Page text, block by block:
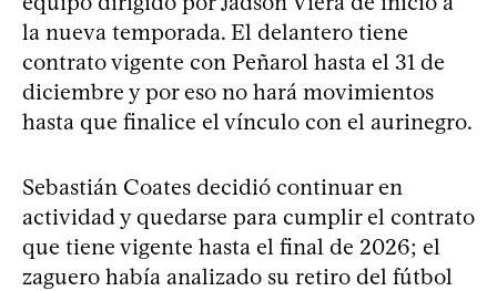
la nueva temporada. El delantero tiene
contrato vigente con Peñarol hasta el 31 de
diciembre y por eso no hará movimientos
hasta que finalice el vínculo con el aurinegro.
Sebastián Coates decidió continuar en
actividad y quedarse para cumplir el contrato
que tiene vigente hasta el final de 2026; el
zaguero había analizado su retiro del fútbol